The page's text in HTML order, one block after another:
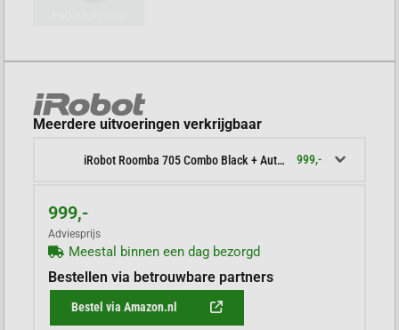
Meerdere uitvoeringen verkrijgbaar
iRobot Roomba 705 Combo Black + AutoWash Dock
999,-
999,-
Adviesprijs
Meestal binnen een dag bezorgd
Bestellen via betrouwbare partners
Bestel via Amazon.nl